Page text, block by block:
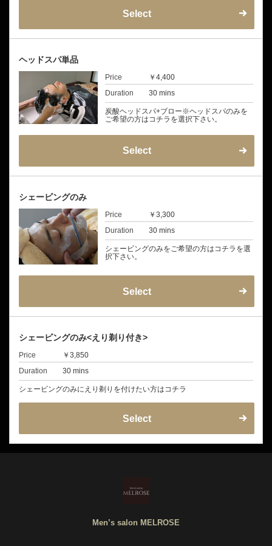
Select
ヘッドスパ単品
Price
￥4,400
Duration
30 mins
炭酸ヘッドスパ+ブロー※ヘッドスパのみを
ご希望の方はコチラを選択下さい。
Select
シェービングのみ
Price
￥3,300
Duration
30 mins
シェービングのみをご希望の方はコチラを選
択下さい。
Select
シェービングのみ<えり剃り付き>
Price
￥3,850
Duration
30 mins
シェービングのみにえり剃りを付けたい方はコチラ
Select
Men’s salon MELROSE